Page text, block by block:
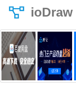
ioDraw